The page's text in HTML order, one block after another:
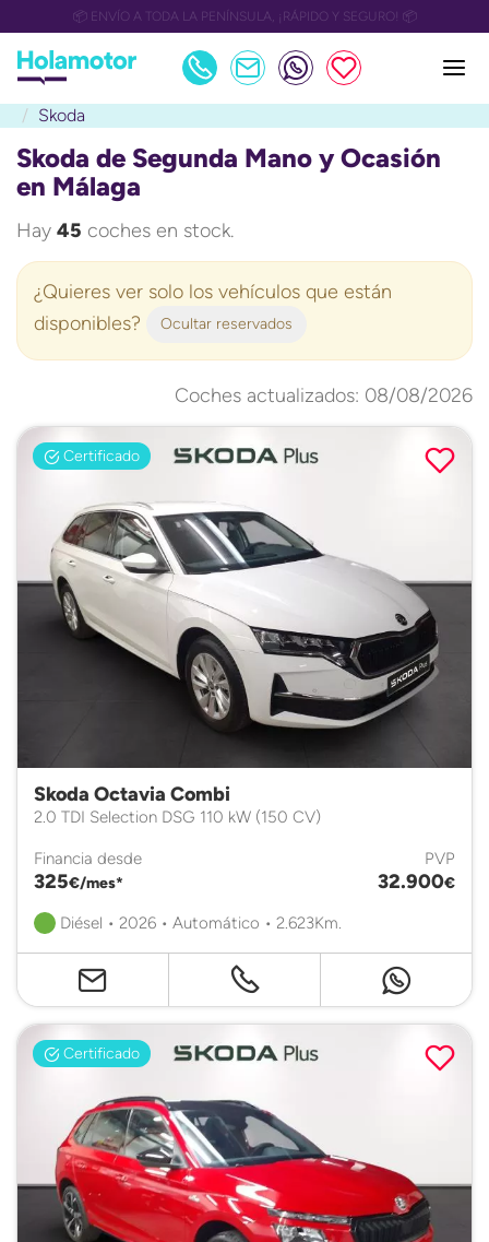
📅 OULET Grupo Safamotor hasta 15.000€ descuento📅
Skoda
Skoda de Segunda Mano y Ocasión
en Málaga
Hay 45 coches en stock.
¿Quieres ver solo los vehículos que están
disponibles?
Ocultar reservados
Coches actualizados: 08/08/2026
Certificado
Skoda Octavia Combi
2.0 TDI Selection DSG 110 kW (150 CV)
Financia desde
325€/mes*
PVP
32.900€
Diésel • 2026 • Automático • 2.623Km.
Certificado